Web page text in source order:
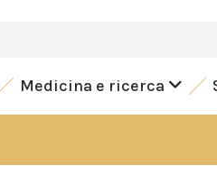
Medicina e ricerca